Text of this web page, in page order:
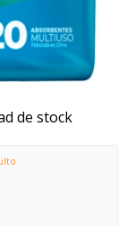
de stock